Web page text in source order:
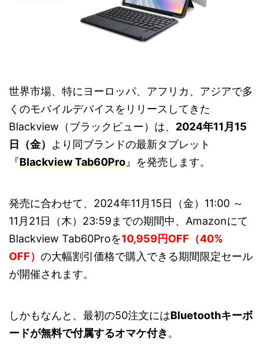
世界市場、特にヨーロッパ、アフリカ、アジアで多
くのモバイルデバイスをリリースしてきた
Blackview（ブラックビュー）は、 2024年11月15
日（金） より同ブランドの最新タブレット
『Blackview Tab60Pro』を発売します。
発売に合わせて、2024年11月15日（金）11:00 ～
11月21日（木）23:59までの期間中、Amazonにて
Blackview Tab60Proを10,959円OFF（40%
OFF） の大幅割引価格で購入できる期間限定セール
が開催されます。
しかもなんと、最初の50注文にはBluetoothキーボ
ードが無料で付属するオマケ付き。